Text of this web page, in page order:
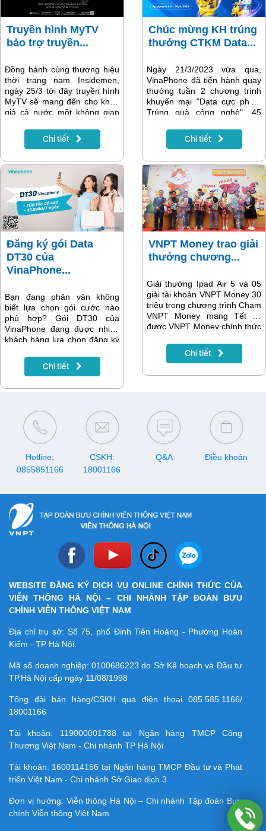
Truyền hình MyTV
bảo trợ truyền...
Đồng hành cùng thương hiệu
thời trang nam Insidemen,
ngày 25/3 tới đây truyền hình
MyTV sẽ mang đến cho khán
giả cả nước một không gian
trọng và đẳng cấp. Show diễn
hứa hẹn ấn tượng với sự có
nghệ sĩ, KOLs nổi tiếng: Hoa
hậu H’Hen Niê, Diễn viên Bình
An, Art Director Denis Đặng…
Chi tiết
Chúc mừng KH trúng
thưởng CTKM Data...
Ngày 21/3/2023 vừa qua,
VinaPhone đã tiến hành quay
thưởng tuần 2 chương trình
khuyến mại "Data cực phê -
Trúng quà công nghệ". 45
thành những chủ nhân tiếp
theo của các phần thưởng
Chi tiết
Đăng ký gói Data
DT30 của
VinaPhone...
Bạn đang phân vân không
biết lựa chọn gói cước nào
phù hợp? Gói DT30 của
VinaPhone đang được nhiều
khách hàng lựa chọn đăng ký
cước phí 30.000đ/ tuần, bạn
sẽ nhận được 7GB tốc độ cao
Chi tiết
VNPT Money trao giải
thưởng chương...
Giải thưởng Ipad Air 5 và 05
giải tài khoản VNPT Money 30
triệu trong chương trình Chạm
VNPT Money mang Tết về
được VNPT Money chính thức
mắn vào chiều ngày 20/03 tại
Hà Nội. Sự kiện trao giải
hàng.
Chi tiết
Hotline:
0855851166
CSKH:
18001166
Q&A Điều khoản
WEBSITE ĐĂNG KÝ DỊCH VỤ ONLINE CHÍNH THỨC CỦA
VIỄN THÔNG HÀ NỘI – CHI NHÁNH TẬP ĐOÀN BƯU
CHÍNH VIỄN THÔNG VIỆT NAM
Địa chỉ trụ sở: Số 75, phố Đinh Tiên Hoàng - Phường Hoàn
Kiếm - TP Hà Nội.
Mã số doanh nghiệp:0100686223 do Sở Kế hoạch và Đầu tư
TP.Hà Nội cấp ngày 11/08/1998
Tổng đài bán hàng/CSKH qua điện thoại 085.585.1166/
18001166
Tài khoản: 119000001788 tại Ngân hàng TMCP Công
Thương Việt Nam - Chi nhánh TP Hà Nội
Tài khoản: 1600114156 tại Ngân hàng TMCP Ðầu tư và Phát
triển Việt Nam - Chi nhánh Sở Giao dịch 3
Đơn vị hưởng: Viễn thông Hà Nội – Chi nhánh Tập đoàn Bưu
chính Viễn thông Việt Nam